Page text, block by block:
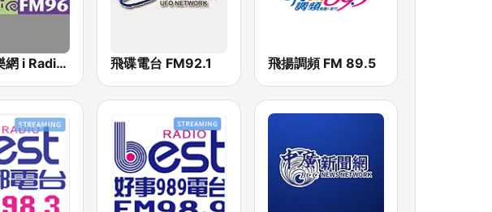
中廣音樂網 i Radio FM96.3 飛碟電台 FM92.1 飛揚調頻 FM 89.5